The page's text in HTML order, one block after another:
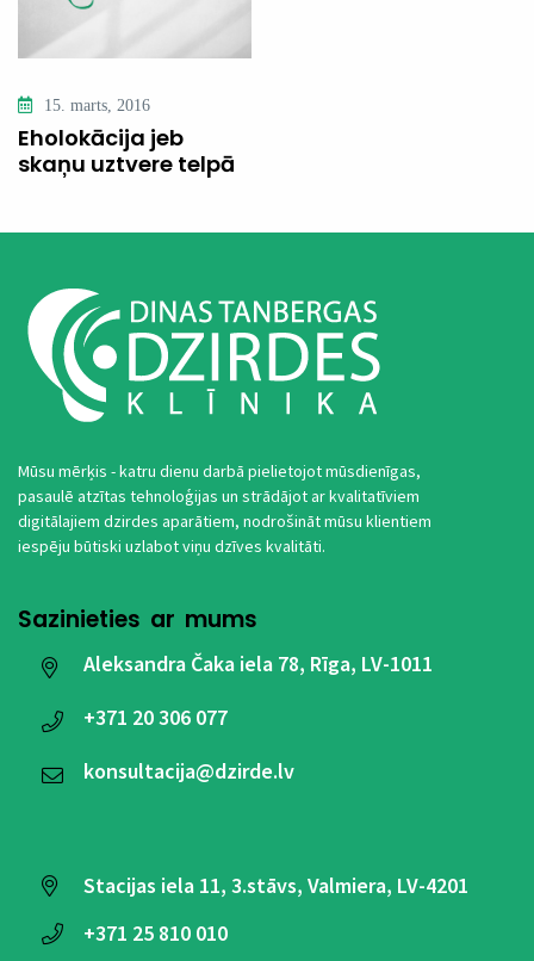
15. marts, 2016
Eholokācija jeb
skaņu uztvere telpā
Mūsu mērķis - katru dienu darbā pielietojot mūsdienīgas,
pasaulē atzītas tehnoloģijas un strādājot ar kvalitatīviem
digitālajiem dzirdes aparātiem, nodrošināt mūsu klientiem
iespēju būtiski uzlabot viņu dzīves kvalitāti.
Sazinieties ar mums
Aleksandra Čaka iela 78, Rīga, LV-1011
+371 20 306 077
konsultacija@dzirde.lv
Stacijas iela 11, 3.stāvs, Valmiera, LV-4201
+371 25 810 010